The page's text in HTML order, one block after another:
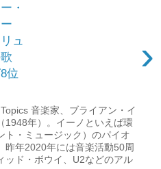
・
ー
ュ
位
›
音楽家、ブライアン・イ
1948年）。イーノといえば環
ト・ミュージック）のパイオ
昨年2020年には音楽活動50周
ッド・ボウイ、U2などのアル